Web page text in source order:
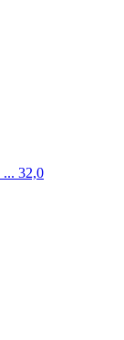
32,0